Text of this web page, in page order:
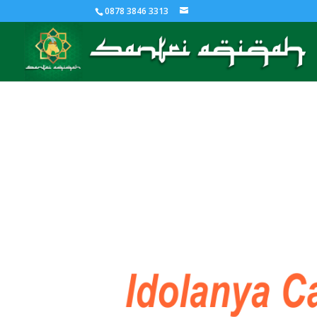
0878 3846 3313